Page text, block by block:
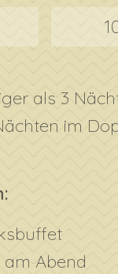
als 3
im
Abend